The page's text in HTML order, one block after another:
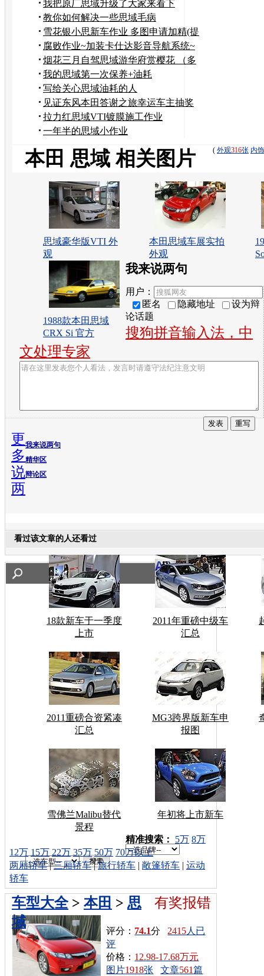
我把原厂思域升级了大家来看下
教你如何解决一些思域毛病
雪花银小思新车作业 多图申请加精(提
车篇)
腐败作业~加装卡仕达影音导航系统~
烟花三月自驾思域游华府赏樱花 （多
图/高清）
我的思域第一次保养+油耗
写给关心思域油耗的人
见证东风本田答谢之旅幸运车主抽奖
仪式！
拉力红思域VTI镀膜施工作业
一年半的思域小作业
( 外观316张 内饰
本田 思域 相关图片
思域豪华版VTI 外
观
本田思域车展实拍
外观
1988款本田思域
CRX Si 官方
我来说两句
用户：
匿名
隐藏地址
设为辩
论话题
搜狗拼音输入法，中
文处理专家
我来说两句
精华区
辩论区
更
多
说
两
看过该文章的人还看过
18款新车于一季度
上市
2011年重磅中级车
汇总
2011重磅合资紧凑
汇总
MG3跨界版新车申
报图
雪佛兰Malibu替代
景程
年初将上市新车
车型搜索：
精准搜索： 5万 8万
12万 15万 22万 35万 50万 70万以上
两厢轿车|三厢轿车|旅行轿车 | 敞篷轿车 | 运动
轿车
有奖报错
车型大全> 本田 > 思
域
评分： 74.1分 2415人已
评
价格： 12.98-17.68万元
图片1918张 文章561篇